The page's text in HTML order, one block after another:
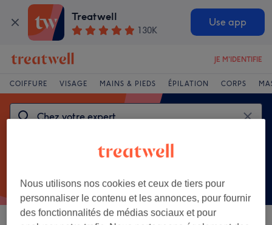
Treatwell
130K
Use app
JE M'IDENTIFIE
COIFFURE VISAGE MAINS & PIEDS ÉPILATION CORPS
Nous utilisons nos cookies et ceux de tiers pour
personnaliser le contenu et les annonces, pour fournir
des fonctionnalités de médias sociaux et pour